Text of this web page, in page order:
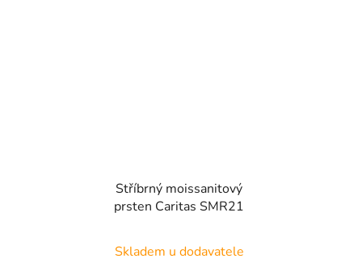
Stříbrný moissanitový
prsten Caritas SMR21
Skladem u dodavatele